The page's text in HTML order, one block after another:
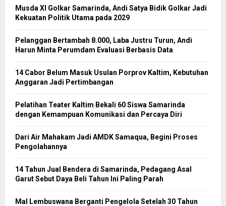
Musda XI Golkar Samarinda, Andi Satya Bidik Golkar Jadi
Kekuatan Politik Utama pada 2029
Pelanggan Bertambah 8.000, Laba Justru Turun, Andi
Harun Minta Perumdam Evaluasi Berbasis Data
14 Cabor Belum Masuk Usulan Porprov Kaltim, Kebutuhan
Anggaran Jadi Pertimbangan
Pelatihan Teater Kaltim Bekali 60 Siswa Samarinda
dengan Kemampuan Komunikasi dan Percaya Diri
Dari Air Mahakam Jadi AMDK Samaqua, Begini Proses
Pengolahannya
14 Tahun Jual Bendera di Samarinda, Pedagang Asal
Garut Sebut Daya Beli Tahun Ini Paling Parah
Mal Lembuswana Berganti Pengelola Setelah 30 Tahun